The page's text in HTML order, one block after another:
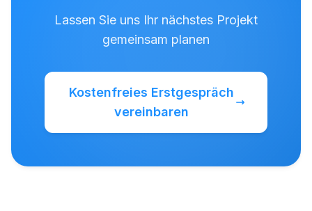
Lassen Sie uns Ihr nächstes Projekt
gemeinsam planen
Kostenfreies Erstgespräch
vereinbaren